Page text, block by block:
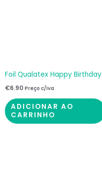
Foil Qualatex Happy Birthday
€6.90 Preço c/iva
ADICIONAR AO
CARRINHO